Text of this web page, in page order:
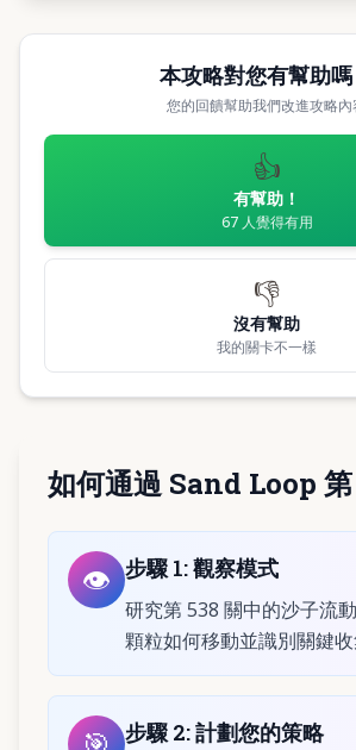
本攻略對您有幫助嗎
您的回饋幫助我們改進攻略內
👍
有幫助！
67 人覺得有用
👎
沒有幫助
我的關卡不一樣
如何通過 Sand Loop
👁️ 步驟 1:觀察模式
研究第 538 關中的沙子流
顆粒如何移動並識別關鍵收
步驟 2:計劃您的策略